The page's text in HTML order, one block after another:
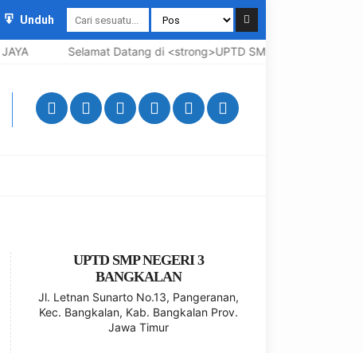
Unduh
Selamat Datang di <strong>UPTD SMP Negeri 3
UPTD SMP NEGERI 3
BANGKALAN
Jl. Letnan Sunarto No.13, Pangeranan,
Kec. Bangkalan, Kab. Bangkalan Prov.
Jawa Timur